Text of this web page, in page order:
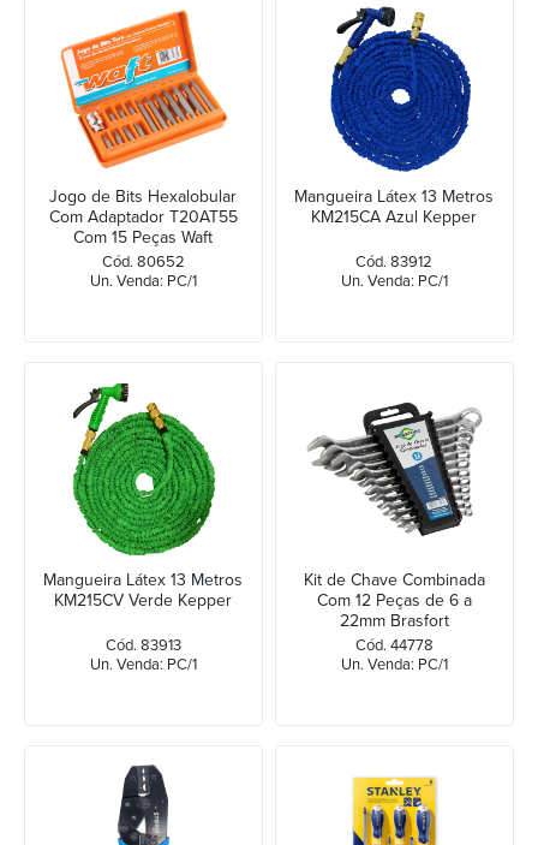
Jogo de Bits Hexalobular
Com Adaptador T20AT55
Com 15 Peças Waft
Cód. 80652
Un. Venda: PC/1
Mangueira Látex 13 Metros
KM215CA Azul Kepper
Cód. 83912
Un. Venda: PC/1
Mangueira Látex 13 Metros
KM215CV Verde Kepper
Cód. 83913
Un. Venda: PC/1
Kit de Chave Combinada
Com 12 Peças de 6 a
22mm Brasfort
Cód. 44778
Un. Venda: PC/1